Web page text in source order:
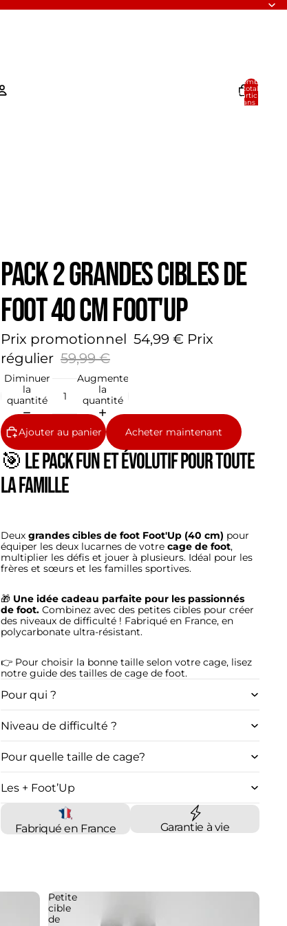
Nombre
total
d’articles
dans le
Pack 2 grandes cibles de
foot 40 cm Foot'Up
Prix promotionnel 54,99 € Prix
régulier 59,99 €
Diminuer
la
quantité
Augmenter
la
quantité
Ajouter au panier Acheter maintenant
🎯 Le pack fun et évolutif pour toute
la famille
Deux grandes cibles de foot Foot'Up (40 cm) pour
équiper les deux lucarnes de votre cage de foot,
multiplier les défis et jouer à plusieurs. Idéal pour les
frères et sœurs et les familles sportives.
🎁 Une idée cadeau parfaite pour les passionnés
de foot. Combinez avec des petites cibles pour créer
des niveaux de difficulté ! Fabriqué en France, en
polycarbonate ultra-résistant.
👉 Pour choisir la bonne taille selon votre cage, lisez
notre guide des tailles de cage de foot.
Pour qui ?
Niveau de difficulté ?
Pour quelle taille de cage?
Les + Foot’Up
Fabriqué en France Garantie à vie
Petite
cible
de